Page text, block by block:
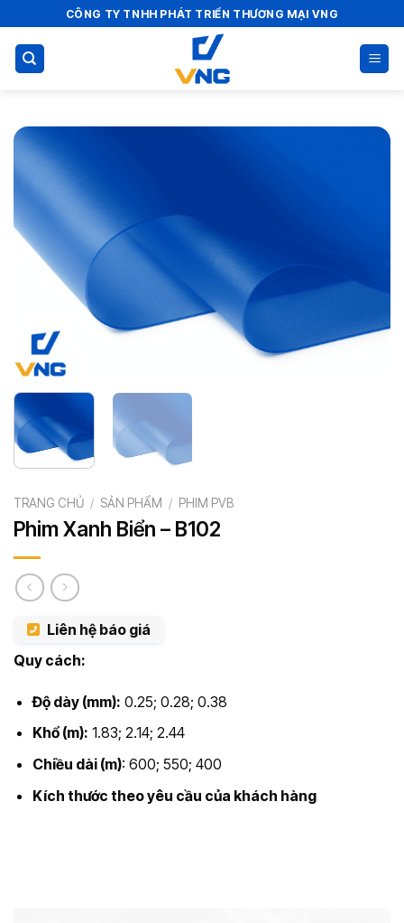
qua
dung
CÔNG TY TNHH PHÁT TRIỂN THƯƠNG MẠI VNG
TRANG CHỦ / SẢN PHẨM / PHIM PVB
Phim Xanh Biển – B102
Liên hệ báo giá
Quy cách:
Độ dày (mm): 0.25; 0.28; 0.38
Khổ (m): 1.83; 2.14; 2.44
Chiều dài (m): 600; 550; 400
Kích thước theo yêu cầu của khách hàng